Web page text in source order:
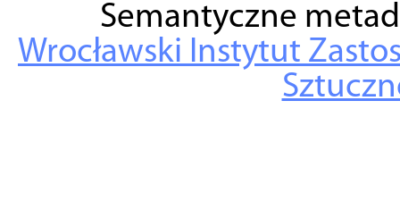
Semantyczne
Wrocławski Instytut